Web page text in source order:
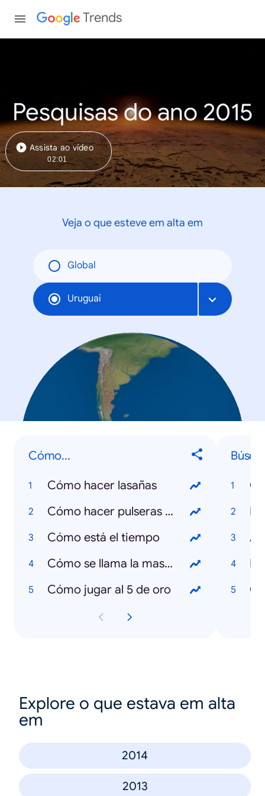
Trends
Pesquisas do ano 2015
Assista ao vídeo
02:01
Veja o que esteve em alta em
Global
Uruguai
Cómo...
Cómo hacer lasañas
Cómo hacer pulseras de gomitas
Cómo está el tiempo
Cómo se llama la mascota de la Copa América 2015
Cómo jugar al 5 de oro
Explore o que estava em alta
em
2014
2013